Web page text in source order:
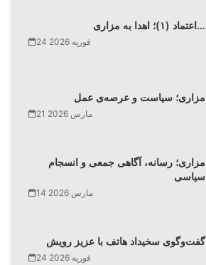
اعتماد (۱)؛ اهدا به مزاری…
24 فوریه 2026
مزاری؛ سیاست و عرصه‌ی عمل
21 مارس 2026
مزاری؛ رسانه، آگاهی جمعی و انسجام
سیاسی
14 مارس 2026
گفت‌وگوی سخیداد هاتف با عزیز رویش
24 فوریه 2026